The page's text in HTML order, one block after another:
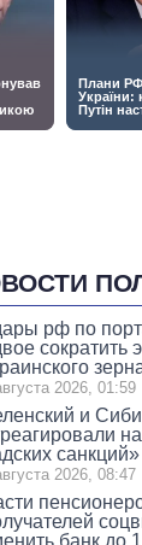
рф по
сократить
2026, 01:59
и
2026, 08:47